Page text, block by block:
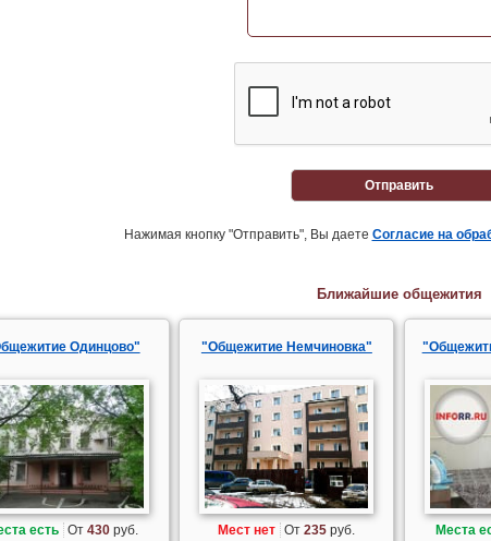
Отправить
Нажимая кнопку "Отправить", Вы даете Согласие на
Ближайшие общежития
Одинцово"
есть От430 руб.
"Общежитие Немчиновка"
Мест нет От235 руб.
Места